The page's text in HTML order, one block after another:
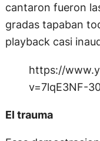
cantaron fueron
gradas tapaban
playback casi
https://
v=7lqE3NF-
El trauma